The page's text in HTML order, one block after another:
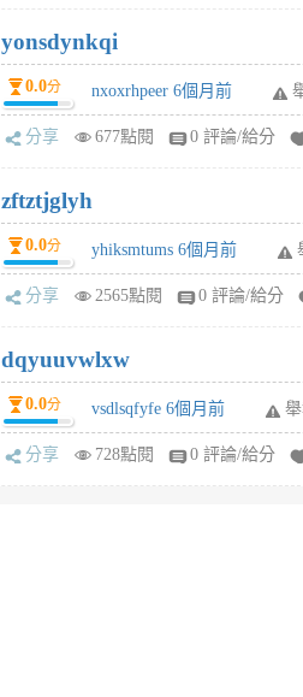
yonsdynkqi
0.0分 nxoxrhpeer 6個月前
分享 677點閱 0 評論/給分
zftztjglyh
0.0分 yhiksmtums 6個月前
分享 2565點閱 0 評論/給分
dqyuuvwlxw
0.0分 vsdlsqfyfe 6個月前
分享 728點閱 0 評論/給分